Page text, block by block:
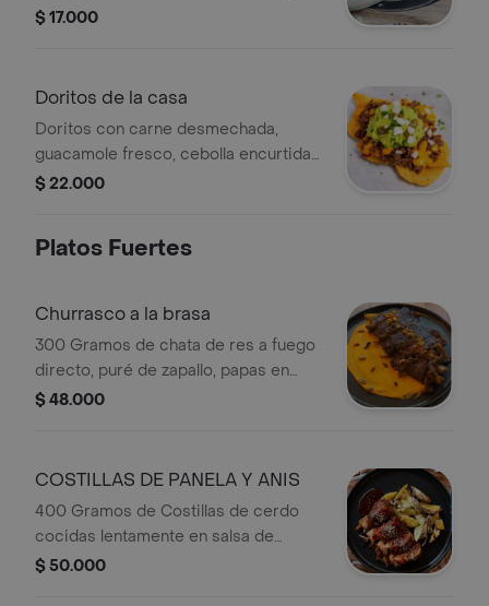
lento y hogao tradicional.
$ 17.000
Doritos de la casa
Doritos con carne desmechada,
guacamole fresco, cebolla encurtida y
salsa cheddar fundida.
$ 22.000
Platos Fuertes
Churrasco a la brasa
300 Gramos de chata de res a fuego
directo, puré de zapallo, papas en
casco y chimichurri.
$ 48.000
COSTILLAS DE PANELA Y ANIS
400 Gramos de Costillas de cerdo
cocidas lentamente en salsa de
panela y anís, papas en casco y
$ 50.000